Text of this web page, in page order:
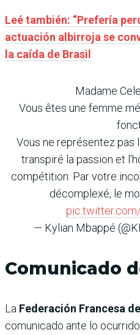
Leé también: “Prefería
actuación albirroja se
la caída de Brasil
Madame
Vous êtes une femme
Vous ne représentez pas
transpiré la passion et
compétition. Par votre
décomplexé, le
pic.twitter.com/
— Kylian Mbappé
Comunicado
La Federación Francesa
comunicado ante lo